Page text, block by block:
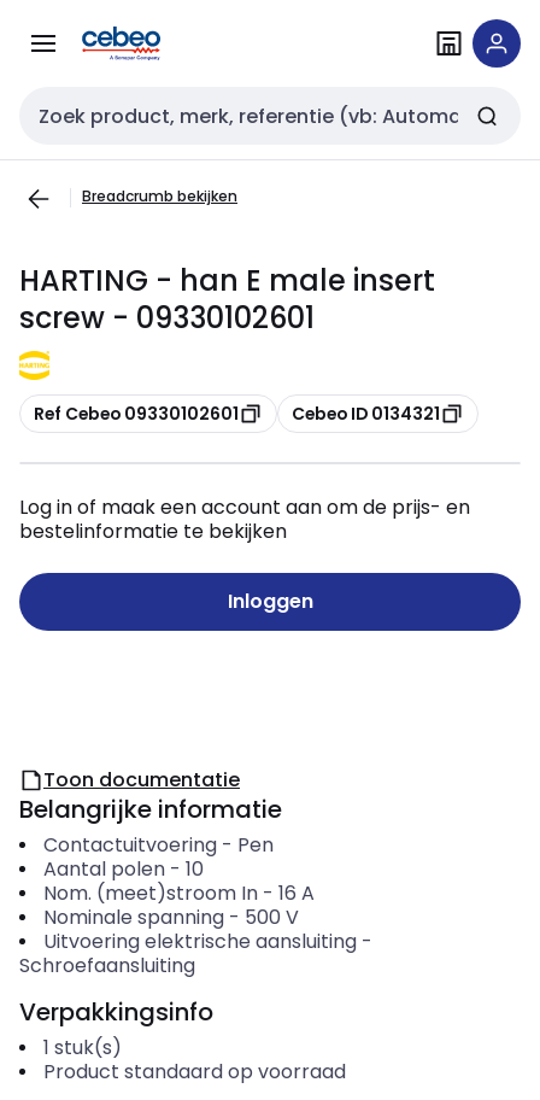
naar
naar
Zoekveld invoer
Breadcrumb bekijken
HARTING - han E male insert
screw - 09330102601
Kopiëren
Ref Cebeo 09330102601 Kopiëren
Cebeo ID 0134321
Log in of maak een account aan om de prijs- en
bestelinformatie te bekijken
Inloggen
Toon documentatie
Belangrijke informatie
Contactuitvoering- Pen
Aantal polen- 10
Nom. (meet)stroom In- 16 A
Nominale spanning- 500 V
Uitvoering elektrische aansluiting-
Schroefaansluiting
Verpakkingsinfo
1 stuk(s)
Product standaard op voorraad